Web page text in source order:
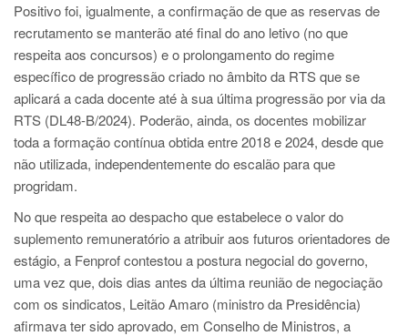
Positivo foi, igualmente, a confirmação de que as reservas de
recrutamento se manterão até final do ano letivo (no que
respeita aos concursos) e o prolongamento do regime
específico de progressão criado no âmbito da RTS que se
aplicará a cada docente até à sua última progressão por via da
RTS (DL48-B/2024). Poderão, ainda, os docentes mobilizar
toda a formação contínua obtida entre 2018 e 2024, desde que
não utilizada, independentemente do escalão para que
progridam.
No que respeita ao despacho que estabelece o valor do
suplemento remuneratório a atribuir aos futuros orientadores de
estágio, a Fenprof contestou a postura negocial do governo,
uma vez que, dois dias antes da última reunião de negociação
com os sindicatos, Leitão Amaro (ministro da Presidência)
afirmava ter sido aprovado, em Conselho de Ministros, a